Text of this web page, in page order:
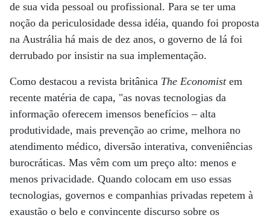
de sua vida pessoal ou profissional. Para se ter uma
noção da periculosidade dessa idéia, quando foi proposta
na Austrália há mais de dez anos, o governo de lá foi
derrubado por insistir na sua implementação.
Como destacou a revista britânica The Economistem
recente matéria de capa, "as novas tecnologias da
informação oferecem imensos benefícios – alta
produtividade, mais prevenção ao crime, melhora no
atendimento médico, diversão interativa, conveniências
burocráticas. Mas vêm com um preço alto: menos e
menos privacidade. Quando colocam em uso essas
tecnologias, governos e companhias privadas repetem à
exaustão o belo e convincente discurso sobre os